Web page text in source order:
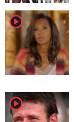
player2
player2